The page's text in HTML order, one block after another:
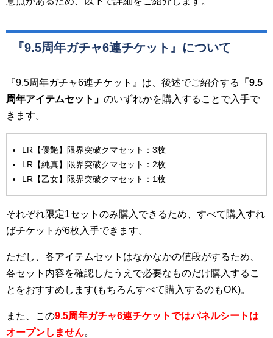
『9.5周年ガチャ6連チケット』について
『9.5周年ガチャ6連チケット』は、後述でご紹介する 「 9.5
周年アイテムセット」 のいずれかを購入することで入手で
きます。
LR【優艶】限界突破クマセット：3枚
LR【純真】限界突破クマセット：2枚
LR【乙女】限界突破クマセット：1枚
それぞれ限定1セットのみ購入できるため、すべて購入すれ
ばチケットが6枚入手できます。
ただし、各アイテムセットはなかなかの値段がするため、
各セット内容を確認したうえで必要なものだけ購入するこ
とをおすすめします(もちろんすべて購入するのもOK)。
また、この9.5周年ガチャ6連チケットではパネルシートは
オープンしません。